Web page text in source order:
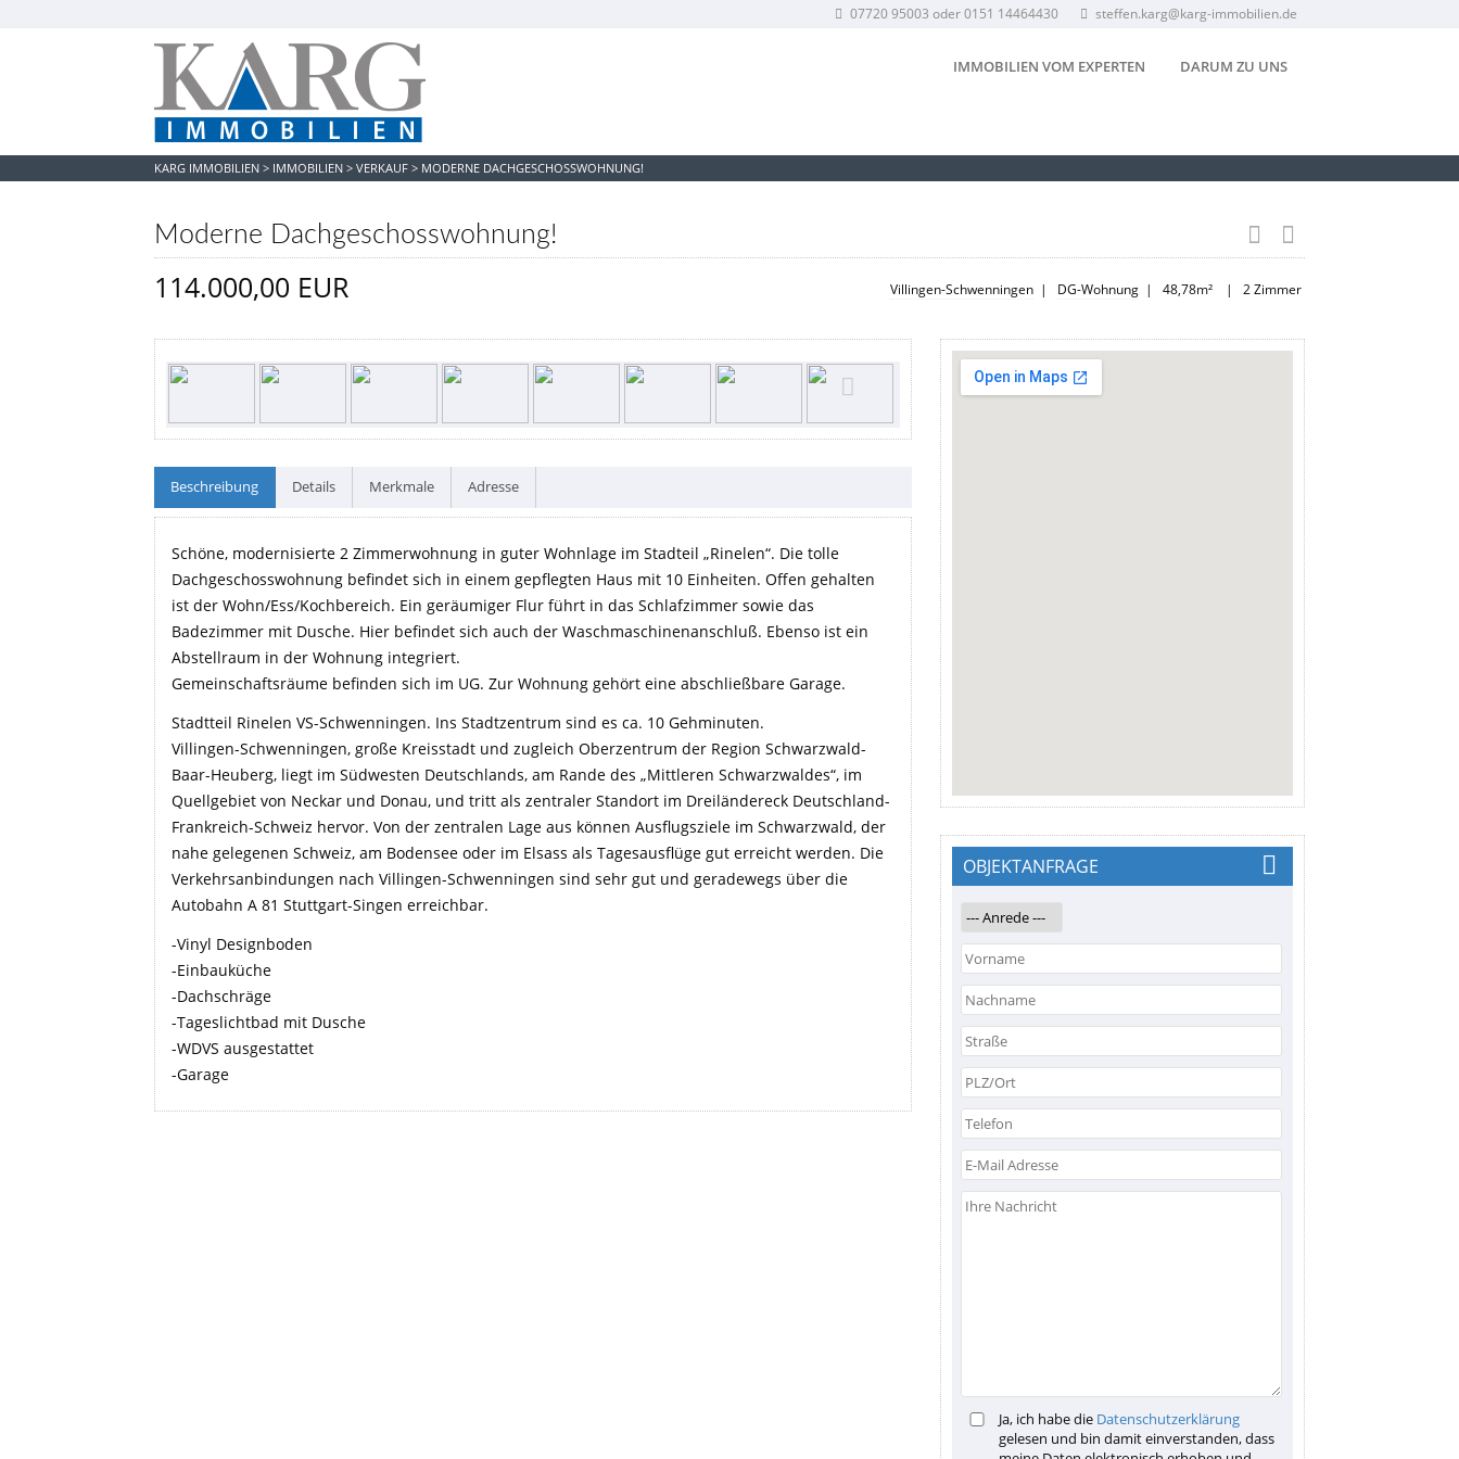
07720 95003 oder 0151 14464430 steffen.karg@karg-immobilien.de
IMMOBILIEN VOM EXPERTEN DARUM ZU UNS
KARG IMMOBILIEN > IMMOBILIEN > VERKAUF > MODERNE DACHGESCHOSSWOHNUNG!
Moderne Dachgeschosswohnung!
114.000,00 EUR Villingen-Schwenningen | DG-Wohnung | 48,78m² | 2 Zimmer
Beschreibung Details Merkmale Adresse
Schöne, modernisierte 2 Zimmerwohnung in guter Wohnlage im Stadteil „Rinelen“. Die tolle
Dachgeschosswohnung befindet sich in einem gepflegten Haus mit 10 Einheiten. Offen gehalten
ist der Wohn/Ess/Kochbereich. Ein geräumiger Flur führt in das Schlafzimmer sowie das
Badezimmer mit Dusche. Hier befindet sich auch der Waschmaschinenanschluß. Ebenso ist ein
Abstellraum in der Wohnung integriert.
Gemeinschaftsräume befinden sich im UG. Zur Wohnung gehört eine abschließbare Garage.
Stadtteil Rinelen VS-Schwenningen. Ins Stadtzentrum sind es ca. 10 Gehminuten.
Villingen-Schwenningen, große Kreisstadt und zugleich Oberzentrum der Region Schwarzwald-
Baar-Heuberg, liegt im Südwesten Deutschlands, am Rande des „Mittleren Schwarzwaldes“, im
Quellgebiet von Neckar und Donau, und tritt als zentraler Standort im Dreiländereck Deutschland-
Frankreich-Schweiz hervor. Von der zentralen Lage aus können Ausflugsziele im Schwarzwald, der
nahe gelegenen Schweiz, am Bodensee oder im Elsass als Tagesausflüge gut erreicht werden. Die
Verkehrsanbindungen nach Villingen-Schwenningen sind sehr gut und geradewegs über die
Autobahn A 81 Stuttgart-Singen erreichbar.
-Vinyl Designboden
-Einbauküche
-Dachschräge
-Tageslichtbad mit Dusche
-WDVS ausgestattet
-Garage
OBJEKTANFRAGE
Ja, ich habe die Datenschutzerklärung
gelesen und bin damit einverstanden, dass